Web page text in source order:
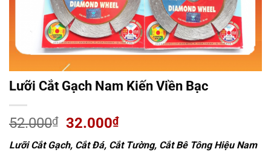
Lưỡi Cắt Gạch Nam Kiến Viền Bạc
52.000₫
Giá
gốc
32.000₫Giá
hiện
Lưỡi Cắt Gạch, Cắt Đá, Cắt Tường, Cắt Bê Tông Hiệu Nam